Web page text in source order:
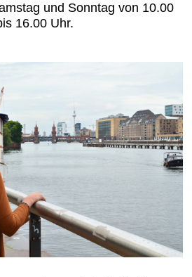
und Sonntag von 10.00
16.00 Uhr.